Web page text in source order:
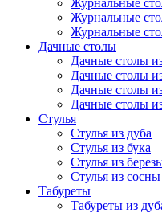
Журнальные
Журнальные
Журнальные
Дачные столы
Дачные столы
Дачные столы
Дачные столы
Дачные столы
Стулья
Стулья из дуба
Стулья из бука
Стулья из
Стулья из сосны
Табуреты
Табуреты из